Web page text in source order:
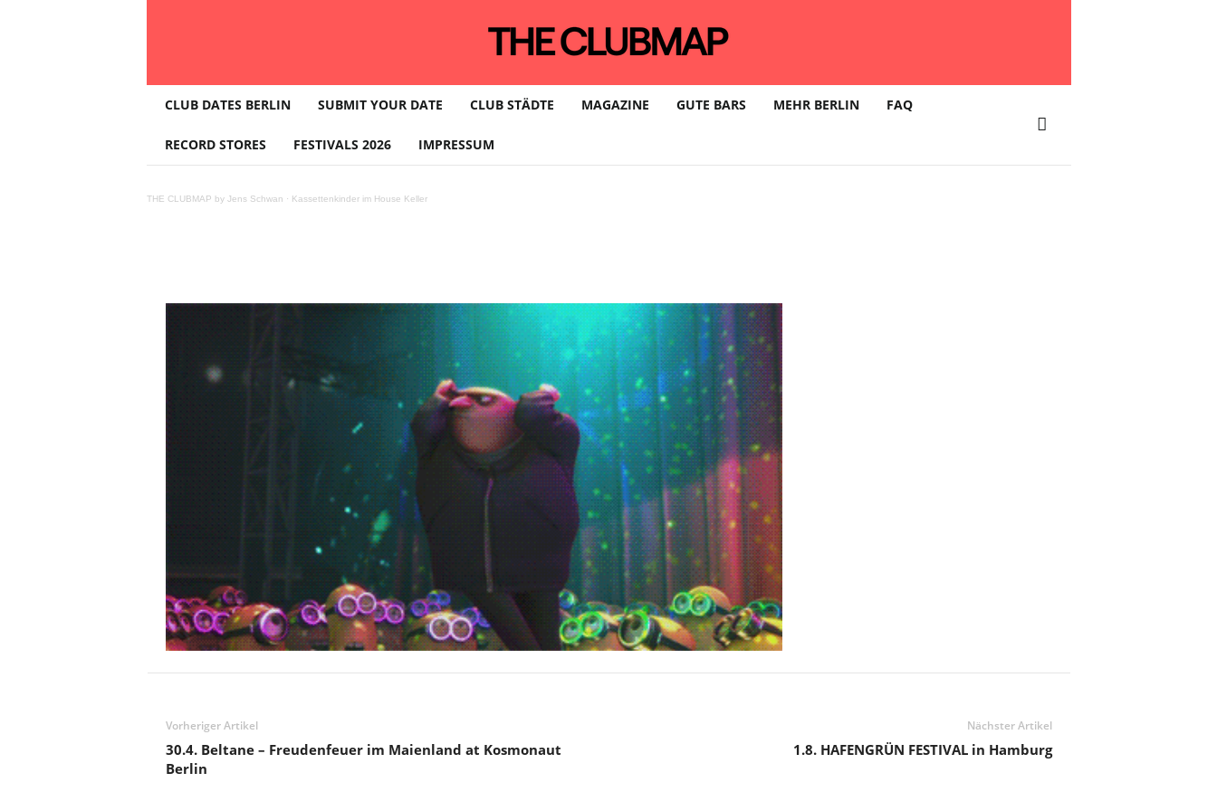
L
B
CLUB DATES BERLIN SUBMIT YOUR DATE CLUB STÄDTE MAGAZINE GUTE BARS MEHR BERLIN FAQ
RECORD STORES FESTIVALS 2026 IMPRESSUM
THE CLUBMAP by Jens Schwan · Kassettenkinder im House Keller
PARTY GIF > when the DJ gets the Groove
Vorheriger Artikel
30.4. Beltane – Freudenfeuer im Maienland at Kosmonaut
Berlin
Nächster Artikel
1.8. HAFENGRÜN FESTIVAL in Hamburg